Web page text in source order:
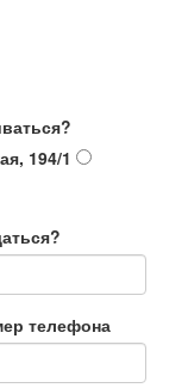
194/1
телефона